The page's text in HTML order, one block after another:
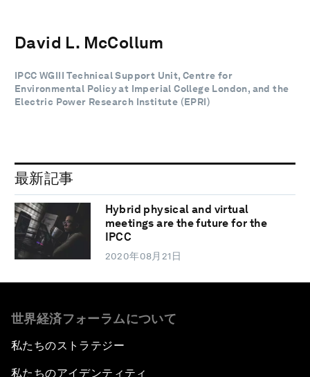
David L. McCollum
IPCC WGIII Technical Support Unit, Centre for
Environmental Policy at Imperial College London, and the
Electric Power Research Institute (EPRI)
最新記事
Hybrid physical and virtual
meetings are the future for the
IPCC
2020年08月21日
世界経済フォーラムについて
私たちのストラテジー
私たちのアイデンティティ